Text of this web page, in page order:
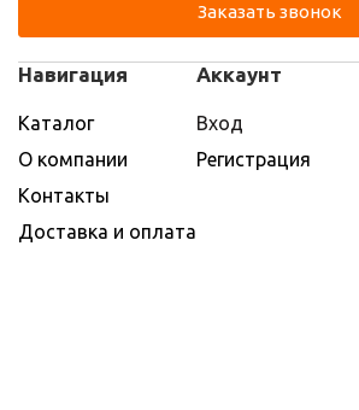
Навигация
Каталог
О компании
Контакты
Доставка и оплата
Аккаунт
Вход
Регистрация
Заказать звонок